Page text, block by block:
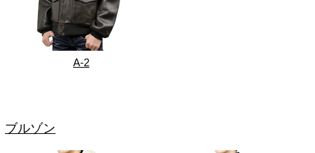
A-2
ブルゾン